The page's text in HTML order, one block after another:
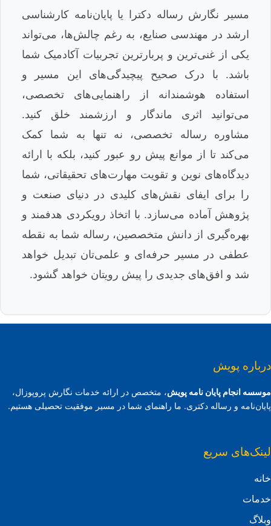
مسیر نگارش رساله دکترا یا پایان‌نامه کارشناسی
ارشد در مهندسی صنایع، به رغم چالش‌ها، می‌تواند
یکی از غنی‌ترین و پربارترین تجربیات آکادمیک شما
باشد. با درک صحیح پیچیدگی‌های این مسیر و
استفاده هوشمندانه از راهنمایی‌های تخصصی،
می‌توانید اثری ماندگار و ارزشمند خلق کنید.
مشاوره رساله تخصصی، نه تنها به شما کمک
می‌کند تا از موانع پیش رو عبور کنید، بلکه با ارائه
دیدگاه‌های نوین و تقویت مهارت‌های تحقیقاتی، شما
را برای ایفای نقش‌های کلیدی در دنیای صنعت و
پژوهش آماده می‌سازد. با اتخاذ رویکردی هدفمند و
بهره‌گیری از دانش متخصصین، رساله شما به نقطه
عطفی در مسیر حرفه‌ای و علمی‌تان تبدیل خواهد
شد و افق‌های جدیدی را پیش رویتان خواهد گشود.
درباره پویش
موسسه انجام پایان نامه پویش، متخصص در ارائه خدمات نگارش پروپوزال،
پایان‌نامه و رساله دکتری. ما راهنمای شما در مسیر موفقیت تحصیلی هستیم.
لینک‌های سریع
خانه
خدمات
وبلاگ